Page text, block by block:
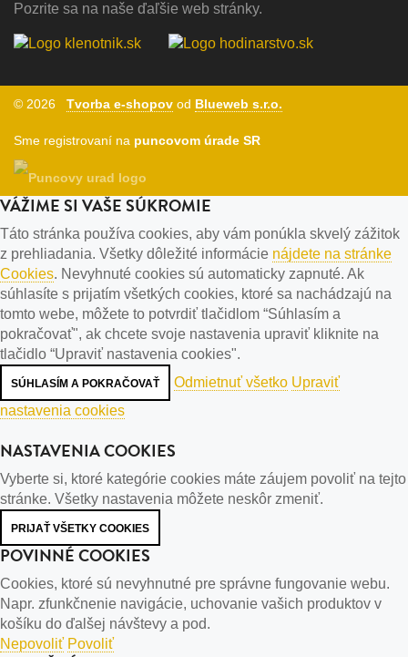
Pozrite sa na naše ďaľšie web stránky.
© 2026 Tvorba e-shopov od Blueweb s.r.o.
Sme registrovaní na puncovom úrade SR
VÁŽIME SI VAŠE SÚKROMIE
Táto stránka používa cookies, aby vám ponúkla skvelý zážitok
z prehliadania. Všetky dôležité informácie nájdete na stránke
Cookies. Nevyhnuté cookies sú automaticky zapnuté. Ak
súhlasíte s prijatím všetkých cookies, ktoré sa nachádzajú na
tomto webe, môžete to potvrdiť tlačidlom “Súhlasím a
pokračovať", ak chcete svoje nastavenia upraviť kliknite na
tlačidlo “Upraviť nastavenia cookies".
SÚHLASÍM A POKRAČOVAŤ Odmietnuť všetko Upraviť
nastavenia cookies
NASTAVENIA COOKIES
Vyberte si, ktoré kategórie cookies máte záujem povoliť na tejto
stránke. Všetky nastavenia môžete neskôr zmeniť.
PRIJAŤ VŠETKY COOKIES
POVINNÉ COOKIES
Cookies, ktoré sú nevyhnutné pre správne fungovanie webu.
Napr. zfunkčnenie navigácie, uchovanie vašich produktov v
košíku do ďalšej návštevy a pod.
Nepovoliť Povoliť